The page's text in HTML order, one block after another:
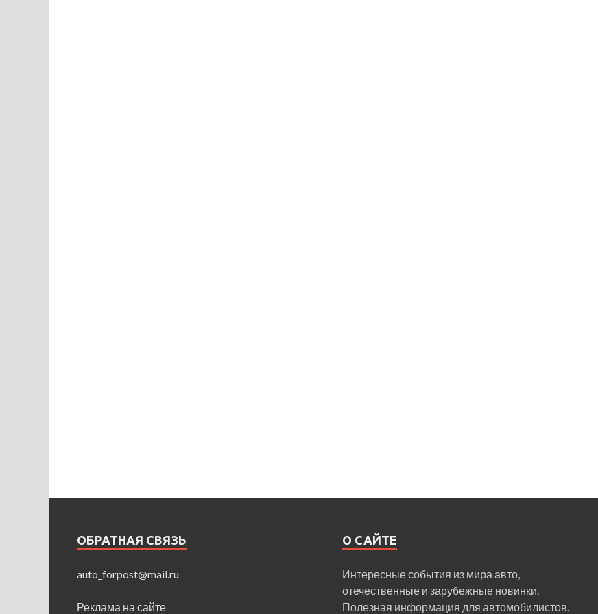
ОБРАТНАЯ СВЯЗЬ
auto_forpost@mail.ru
Реклама на сайте
О САЙТЕ
Интересные события из мира авто,
отечественные и зарубежные новинки.
Полезная информация для автомобилистов.